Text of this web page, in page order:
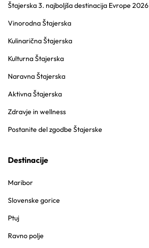
Štajerska 3. najboljša destinacija Evrope 2026
Vinorodna Štajerska
Kulinarična Štajerska
Kulturna Štajerska
Naravna Štajerska
Aktivna Štajerska
Zdravje in wellness
Postanite del zgodbe Štajerske
Destinacije
Maribor
Slovenske gorice
Ptuj
Ravno polje